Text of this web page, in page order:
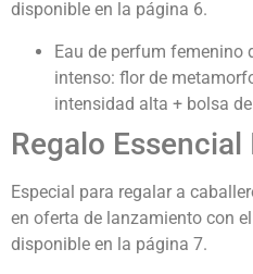
disponible en la página 6.
Eau de perfum femenino
intenso: flor de
intensidad alta + bolsa
Regalo Essencial
Especial para regalar a
en oferta de lanzamiento con
disponible en la página 7.